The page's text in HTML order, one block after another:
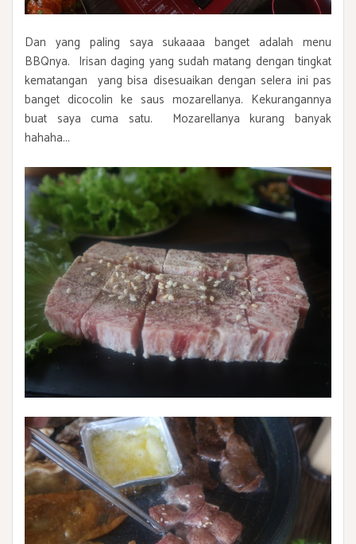
Dan yang paling saya sukaaaa banget adalah menu
BBQnya. Irisan daging yang sudah matang dengan tingkat
kematangan yang bisa disesuaikan dengan selera ini pas
banget dicocolin ke saus mozarellanya. Kekurangannya
buat saya cuma satu. Mozarellanya kurang banyak
hahaha...